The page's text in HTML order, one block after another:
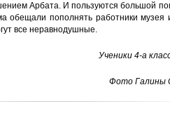
Арбата. И пользуются большой
обещали пополнять работники музея
все неравнодушные.
Ученики 4-а
Фото Галины